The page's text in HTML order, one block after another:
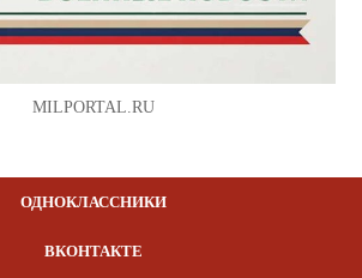
MILPORTAL.RU
ОДНОКЛАССНИКИ
ВКОНТАКТЕ